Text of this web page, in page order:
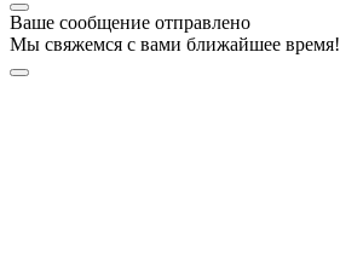
Ваше сообщение отправлено
Мы свяжемся с вами ближайшее время!